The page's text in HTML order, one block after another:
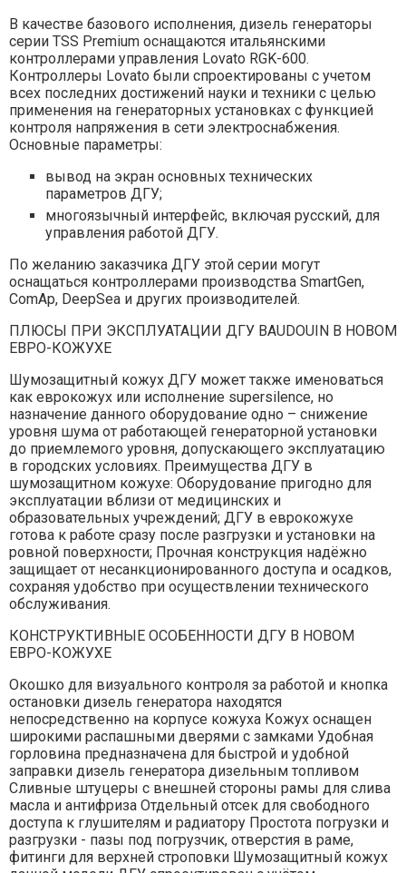
В качестве базового исполнения, дизель генераторы
серии TSS Premium оснащаются итальянскими
контроллерами управления Lovato RGK-600.
Контроллеры Lovato были спроектированы с учетом
всех последних достижений науки и техники с целью
применения на генераторных установках с функцией
контроля напряжения в сети электроснабжения.
Основные параметры:
вывод на экран основных технических
параметров ДГУ;
многоязычный интерфейс, включая русский, для
управления работой ДГУ.
По желанию заказчика ДГУ этой серии могут
оснащаться контроллерами производства SmartGen,
ComAp, DeepSea и других производителей.
ПЛЮСЫ ПРИ ЭКСПЛУАТАЦИИ ДГУ BAUDOUIN В НОВОМ
ЕВРО-КОЖУХЕ
Шумозащитный кожух ДГУ может также именоваться
как еврокожух или исполнение supersilence, но
назначение данного оборудование одно – снижение
уровня шума от работающей генераторной установки
до приемлемого уровня, допускающего эксплуатацию
в городских условиях. Преимущества ДГУ в
шумозащитном кожухе: Оборудование пригодно для
эксплуатации вблизи от медицинских и
образовательных учреждений; ДГУ в еврокожухе
готова к работе сразу после разгрузки и установки на
ровной поверхности; Прочная конструкция надёжно
защищает от несанкционированного доступа и осадков,
сохраняя удобство при осуществлении технического
обслуживания.
КОНСТРУКТИВНЫЕ ОСОБЕННОСТИ ДГУ В НОВОМ
ЕВРО-КОЖУХЕ
Окошко для визуального контроля за работой и кнопка
остановки дизель генератора находятся
непосредственно на корпусе кожуха Кожух оснащен
широкими распашными дверями с замками Удобная
горловина предназначена для быстрой и удобной
заправки дизель генератора дизельным топливом
Сливные штуцеры с внешней стороны рамы для слива
масла и антифриза Отдельный отсек для свободного
доступа к глушителям и радиатору Простота погрузки и
разгрузки - пазы под погрузчик, отверстия в раме,
фитинги для верхней строповки Шумозащитный кожух